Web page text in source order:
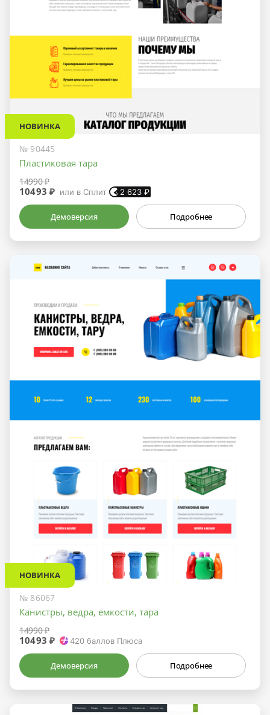
НОВИНКА
№ 90445
Пластиковая тара
14990 ₽
10493 ₽ или в Сплит 2 623 ₽
Демоверсия Подробнее
НОВИНКА
№ 86067
Канистры, ведра, емкости, тара
14990 ₽
10493 ₽ 420 баллов Плюса
Демоверсия Подробнее